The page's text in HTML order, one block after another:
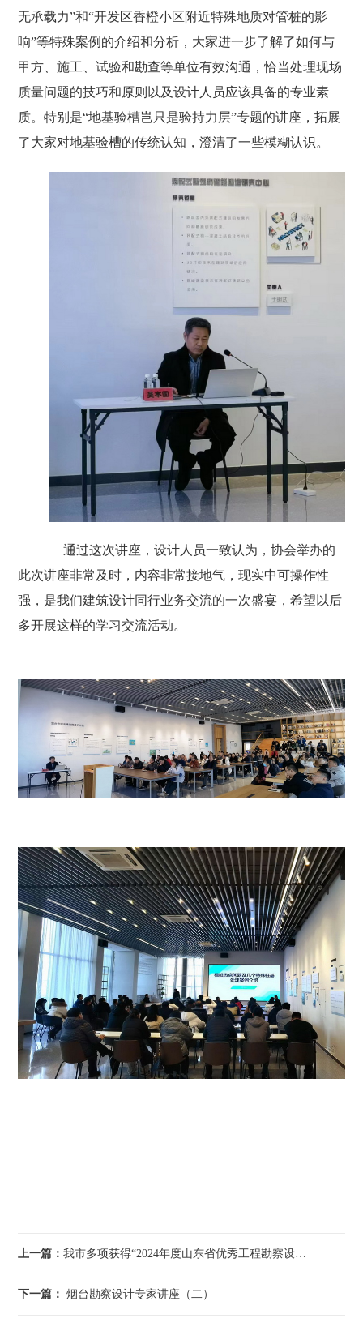
无承载力”和“开发区香橙小区附近特殊地质对管桩的影
响”等特殊案例的介绍和分析，大家进一步了解了如何与
甲方、施工、试验和勘查等单位有效沟通，恰当处理现场
质量问题的技巧和原则以及设计人员应该具备的专业素
质。特别是“地基验槽岂只是验持力层”专题的讲座，拓展
了大家对地基验槽的传统认知，澄清了一些模糊认识。
通过这次讲座，设计人员一致认为，协会举办的
此次讲座非常及时，内容非常接地气，现实中可操作性
强，是我们建筑设计同行业务交流的一次盛宴，希望以后
多开展这样的学习交流活动。
上一篇：我市多项获得“2024年度山东省优秀工程勘察设计 成果竞赛”优胜项目
下一篇： 烟台勘察设计专家讲座（二）